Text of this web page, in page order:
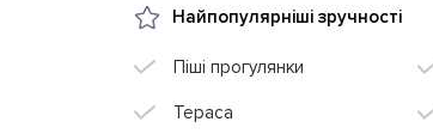
Найпопулярніші зручності
Піші прогулянки
Тераса